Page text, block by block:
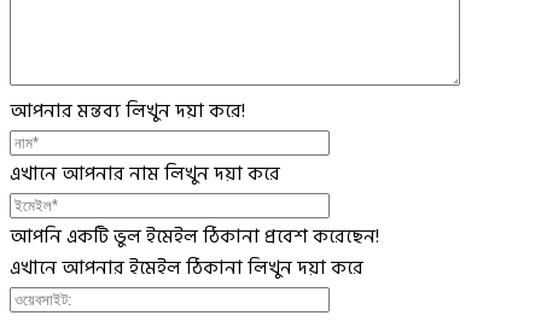
আপনার মন্তব্য লিখুন দয়া করে!
এখানে আপনার নাম লিখুন দয়া করে
আপনি একটি ভুল ইমেইল ঠিকানা প্রবেশ করেছেন!
এখানে আপনার ইমেইল ঠিকানা লিখুন দয়া করে